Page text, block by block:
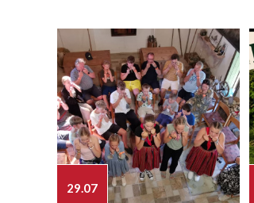
29.07